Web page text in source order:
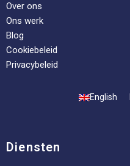
Over ons
Ons werk
Blog
Cookiebeleid
Privacybeleid
English
Diensten